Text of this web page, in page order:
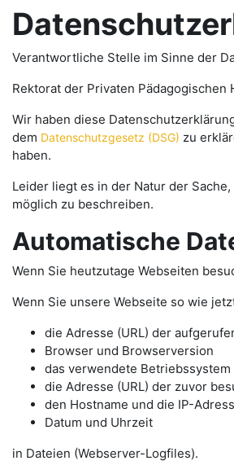
Verantwortliche Stelle im Sinne der
Rektorat der Privaten Pädagogischen
Wir haben diese
dem Datenschutzgesetz (DSG) zu
haben.
Leider liegt es in der Natur der
möglich zu beschreiben.
Automatische
Wenn Sie heutzutage Webseiten
Wenn Sie unsere Webseite so wie
die Adresse (URL) der
Browser und Browserversion
das verwendete Betriebssystem
die Adresse (URL) der zuvor
den Hostname und die IP-
Datum und Uhrzeit
in Dateien (Webserver-Logfiles).